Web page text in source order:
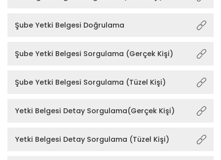
Şube Yetki Belgesi Doğrulama
Şube Yetki Belgesi Sorgulama (Gerçek Kişi)
Şube Yetki Belgesi Sorgulama (Tüzel Kişi)
Yetki Belgesi Detay Sorgulama(Gerçek Kişi)
Yetki Belgesi Detay Sorgulama (Tüzel Kişi)